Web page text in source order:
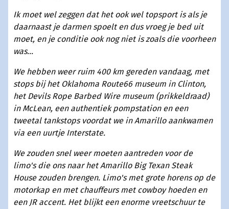
Ik moet wel zeggen dat het ook wel topsport is als je
daarnaast je darmen spoelt en dus vroeg je bed uit
moet, en je conditie ook nog niet is zoals die voorheen
was...
We hebben weer ruim 400 km gereden vandaag, met
stops bij het Oklahoma Route66 museum in Clinton,
het Devils Rope Barbed Wire museum (prikkeldraad)
in McLean, een authentiek pompstation en een
tweetal tankstops voordat we in Amarillo aankwamen
via een uurtje Interstate.
We zouden snel weer moeten aantreden voor de
limo's die ons naar het Amarillo Big Texan Steak
House zouden brengen. Limo's met grote horens op de
motorkap en met chauffeurs met cowboy hoeden en
een JR accent. Het blijkt een enorme vreetschuur te